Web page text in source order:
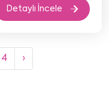
Detaylı İncele
4 ›